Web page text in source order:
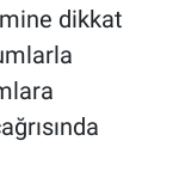
dikkat